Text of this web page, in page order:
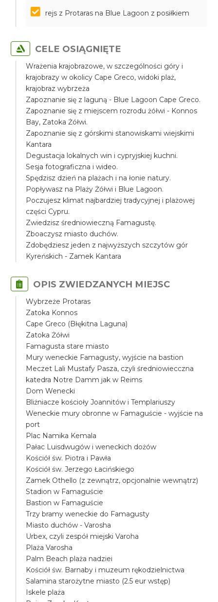
rejs z Protaras na Blue Lagoon z posiłkiem
CELE OSIĄGNIĘTE
Wrażenia krajobrazowe, w szczególności góry i
krajobrazy w okolicy Cape Greco, widoki plaż,
krajobraz wybrzeża
Zapoznanie się z laguną - Blue Lagoon Cape Greco.
Zapoznanie się z miejscem rozrodu żółwi - Konnos
Bay, Zatoka Żółwi.
Zapoznanie się z górskimi stanowiskami wiejskimi
Kantara
Degustacja lokalnych win i cypryjskiej kuchni.
Sesja fotograficzna i wideo.
Spędzisz dzień na plażach i na łonie natury.
Popływasz na Plaży Żółwi i Blue Lagoon.
Poczujesz klimat najbardziej tradycyjnej i plażowej
części Cypru.
Zwiedzisz średniowieczną Famagustę.
Zboaczysz miasto duchów.
Zdobędziesz jeden z najwyższych szczytów gór
Kyreńskich - Zamek Kantara
OPIS ZWIEDZANYCH MIEJSC
Wybrzeże Protaras
Zatoka Konnos
Cape Greco (Błękitna Laguna)
Zatoka Żółwi
Famagusta stare miasto
Mury weneckie Famagusty, wyjście na bastion
Meczet Lali Mustafy Pasza, czyli średniowiecczna
katedra Notre Damm jak w Reims
Dom Wenecki
Bliźniacze kościoły Joannitów i Templariuszy
Weneckie mury obronne w Famaguście - wyjście na
port
Plac Namika Kemala
Pałac Luisdwugów i weneckich dożów
Kościół św. Piotra i Pawła
Kościół św. Jerzego Łacińskiego
Zamek Othello (z zewnątrz, opcjonalnie wewnątrz)
Stadion w Famaguście
Bastion w Famaguście
Trzy bramy weneckie do Famagusty
Miasto duchów - Varosha
Urbex, czyli zespół miejski Varoha
Plaża Varosha
Palm Beach plaża nadziei
Kościół św. Barnaby i muzeum rękodzielnictwa
Salamina starożytne miasto (2.5 eur wstęp)
Iskele plaża